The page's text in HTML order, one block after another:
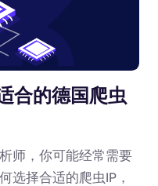
合的德国爬虫
师，你可能经常需要
选择合适的爬虫IP，